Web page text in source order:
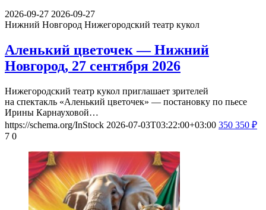
2026-09-27 2026-09-27
Нижний Новгород Нижегородский театр кукол
Аленький цветочек — Нижний
Новгород, 27 сентября 2026
Нижегородский театр кукол приглашает зрителей
на спектакль «Аленький цветочек» — постановку по пьесе
Ирины Карнауховой…
https://schema.org/InStock 2026-07-03T03:22:00+03:00 350 350 ₽
7 0